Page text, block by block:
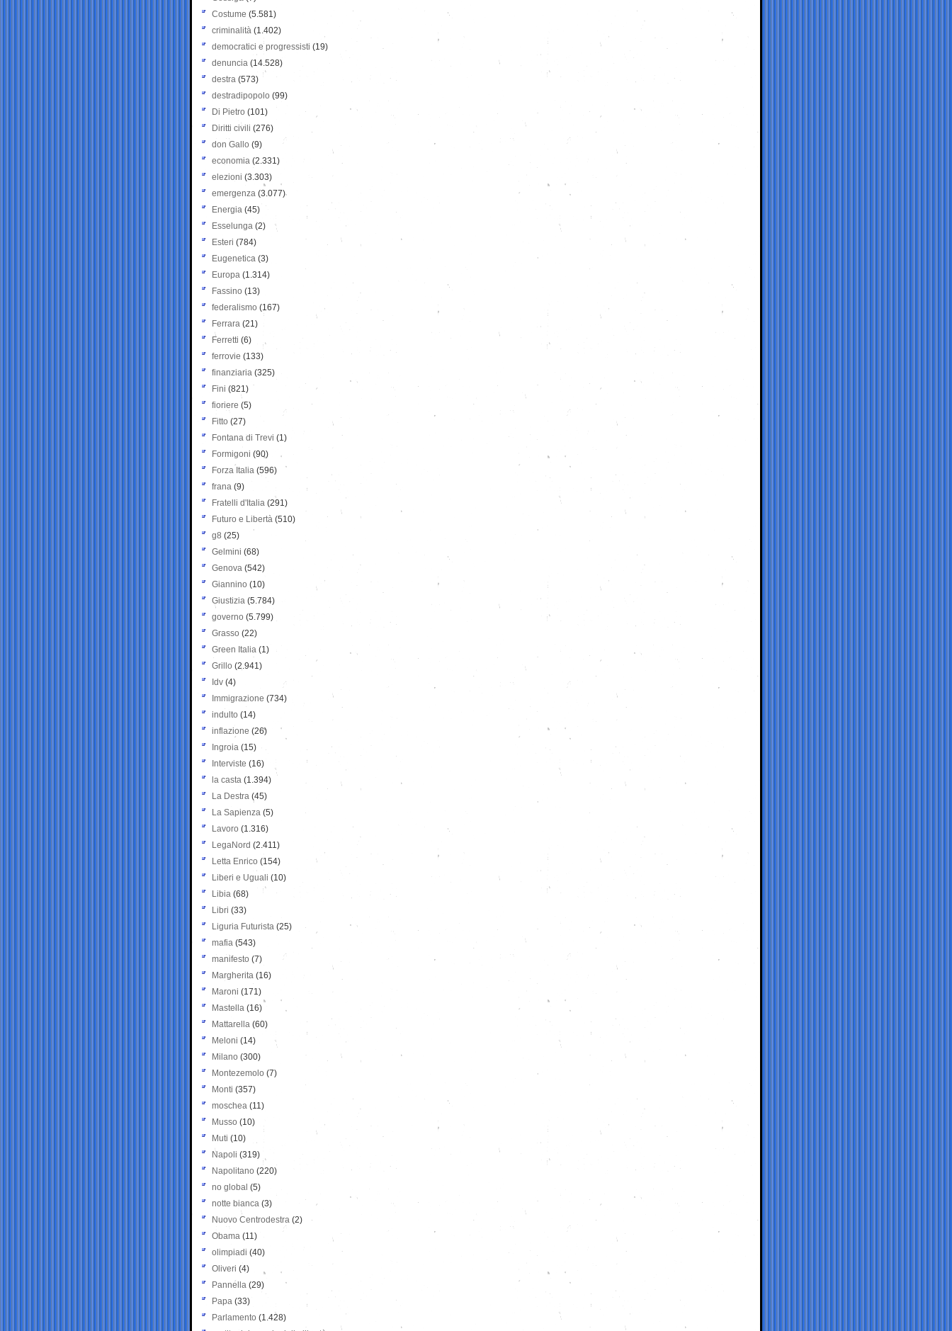
Costume (5.581)
criminalità (1.402)
democratici e progressisti (19)
denuncia (14.528)
destra (573)
destradipopolo (99)
Di Pietro (101)
Diritti civili (276)
don Gallo (9)
economia (2.331)
elezioni (3.303)
emergenza (3.077)
Energia (45)
Esselunga (2)
Esteri (784)
Eugenetica (3)
Europa (1.314)
Fassino (13)
federalismo (167)
Ferrara (21)
Ferretti (6)
ferrovie (133)
finanziaria (325)
Fini (821)
fioriere (5)
Fitto (27)
Fontana di Trevi (1)
Formigoni (90)
Forza Italia (596)
frana (9)
Fratelli d'Italia (291)
Futuro e Libertà (510)
g8 (25)
Gelmini (68)
Genova (542)
Giannino (10)
Giustizia (5.784)
governo (5.799)
Grasso (22)
Green Italia (1)
Grillo (2.941)
Idv (4)
Immigrazione (734)
indulto (14)
inflazione (26)
Ingroia (15)
Interviste (16)
la casta (1.394)
La Destra (45)
La Sapienza (5)
Lavoro (1.316)
LegaNord (2.411)
Letta Enrico (154)
Liberi e Uguali (10)
Libia (68)
Libri (33)
Liguria Futurista (25)
mafia (543)
manifesto (7)
Margherita (16)
Maroni (171)
Mastella (16)
Mattarella (60)
Meloni (14)
Milano (300)
Montezemolo (7)
Monti (357)
moschea (11)
Musso (10)
Muti (10)
Napoli (319)
Napolitano (220)
no global (5)
notte bianca (3)
Nuovo Centrodestra (2)
Obama (11)
olimpiadi (40)
Oliveri (4)
Pannella (29)
Papa (33)
Parlamento (1.428)